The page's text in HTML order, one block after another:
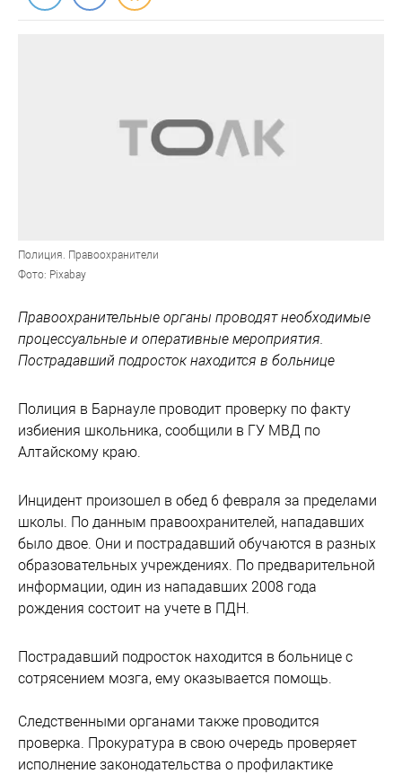
Полиция. Правоохранители
Фото: Pixabay
Правоохранительные органы проводят необходимые
процессуальные и оперативные мероприятия.
Пострадавший подросток находится в больнице
Полиция в Барнауле проводит проверку по факту
избиения школьника, сообщили в ГУ МВД по
Алтайскому краю.
Инцидент произошел в обед 6 февраля за пределами
школы. По данным правоохранителей, нападавших
было двое. Они и пострадавший обучаются в разных
образовательных учреждениях. По предварительной
информации, один из нападавших 2008 года
рождения состоит на учете в ПДН.
Пострадавший подросток находится в больнице c
сотрясением мозга, ему оказывается помощь.
Следственными органами также проводится
проверка. Прокуратура в свою очередь проверяет
исполнение законодательства о профилактике